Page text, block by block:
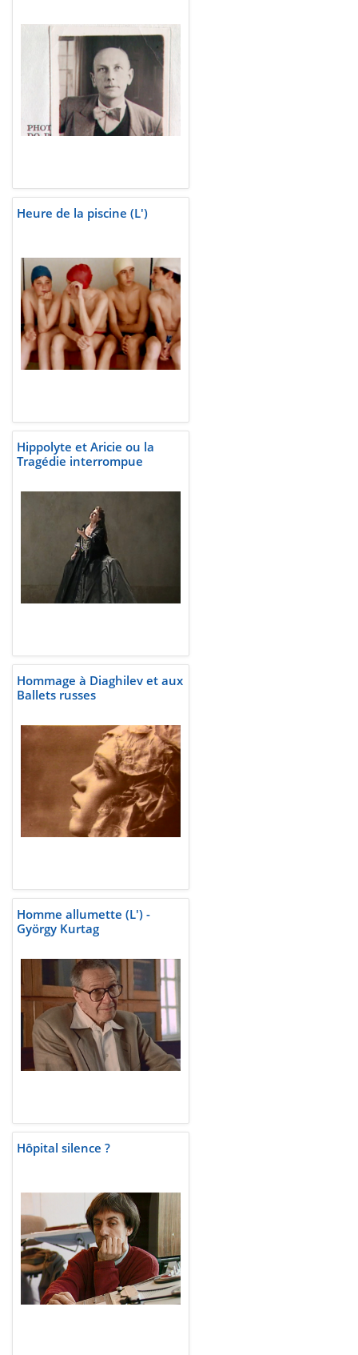
Heure de la piscine (L')
Hippolyte et Aricie ou la
Tragédie interrompue
Hommage à Diaghilev et aux
Ballets russes
Homme allumette (L') -
György Kurtag
Hôpital silence ?